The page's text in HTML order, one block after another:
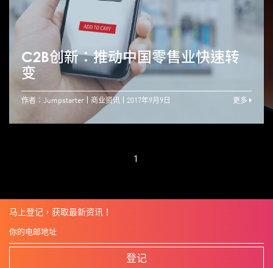
C2B创新：推动中国零售业快速转
变
作者：Jumpstarter 商业资讯 2017年9月9日 更多
1
马上登记，获取最新资讯！
登记